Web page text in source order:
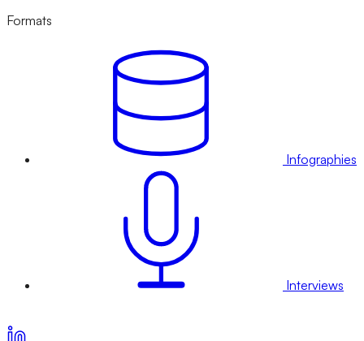
Formats
Infographies
Interviews